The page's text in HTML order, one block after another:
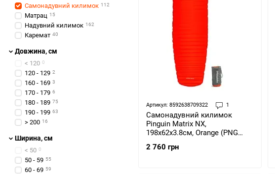
Артикул: 8592638709322 1
Самонадувний килимок
Pinguin Matrix NX,
198x62x3.8см, Orange (PNG
2 760 грн
Самонадувний килимок 112
Матрац 15
Надувний килимок 162
Каремат 40
Довжина, см
< 120 0
120 - 129 2
160 - 169 3
170 - 179 6
180 - 189 75
190 - 199 63
> 200 16
Ширина, см
< 50 0
50 - 59 55
60 - 69 59